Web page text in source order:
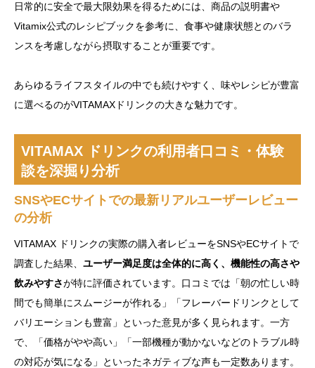
日常的に安全で最大限効果を得るためには、商品の説明書や
Vitamix公式のレシピブックを参考に、食事や健康状態とのバラ
ンスを考慮しながら摂取することが重要です。
あらゆるライフスタイルの中でも続けやすく、味やレシピが豊富
に選べるのがVITAMAXドリンクの大きな魅力です。
VITAMAX ドリンクの利用者口コミ・体験
談を深掘り分析
SNSやECサイトでの最新リアルユーザーレビュー
の分析
VITAMAX ドリンクの実際の購入者レビューをSNSやECサイトで
調査した結果、 ユーザー満足度は全体的に高く、機能性の高さや
飲みやすさが特に評価されています。口コミでは「朝の忙しい時
間でも簡単にスムージーが作れる」「フレーバードリンクとして
バリエーションも豊富」といった意見が多く見られます。一方
で、「価格がやや高い」「一部機種が動かないなどのトラブル時
の対応が気になる」といったネガティブな声も一定数あります。